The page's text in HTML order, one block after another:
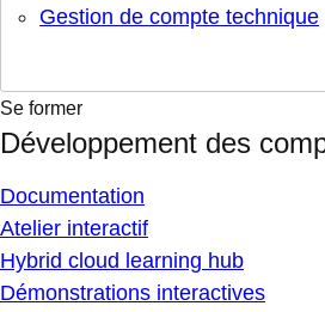
Gestion de compte technique
Se former
Développement des
Documentation
Atelier interactif
Hybrid cloud learning hub
Démonstrations interactives